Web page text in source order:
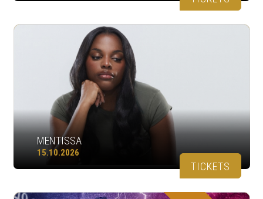
MENTISSA
15.10.2026
TICKETS